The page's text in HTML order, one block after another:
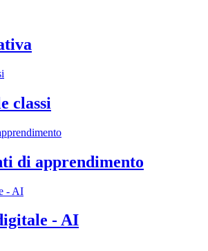
classi
di apprendimento
- AI